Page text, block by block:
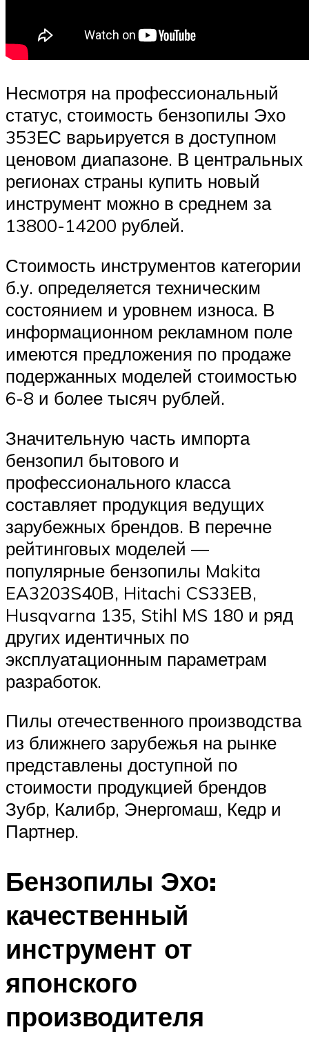
Несмотря на профессиональный
статус, стоимость бензопилы Эхо
353ЕС варьируется в доступном
ценовом диапазоне. В центральных
регионах страны купить новый
инструмент можно в среднем за
13800-14200 рублей.
Стоимость инструментов категории
б.у. определяется техническим
состоянием и уровнем износа. В
информационном рекламном поле
имеются предложения по продаже
подержанных моделей стоимостью
6-8 и более тысяч рублей.
Значительную часть импорта
бензопил бытового и
профессионального класса
составляет продукция ведущих
зарубежных брендов. В перечне
рейтинговых моделей —
популярные бензопилы Makita
EA3203S40B, Hitachi CS33EB,
Husqvarna 135, Stihl MS 180 и ряд
других идентичных по
эксплуатационным параметрам
разработок.
Пилы отечественного производства
из ближнего зарубежья на рынке
представлены доступной по
стоимости продукцией брендов
Зубр, Калибр, Энергомаш, Кедр и
Партнер.
Бензопилы Эхо:
качественный
инструмент от
японского
производителя